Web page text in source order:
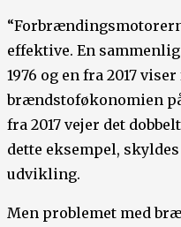
effektive. En
1976 og en fra 2017
brændstoføkonomien
fra 2017 vejer det
dette eksempel,
udvikling.
Men problemet med